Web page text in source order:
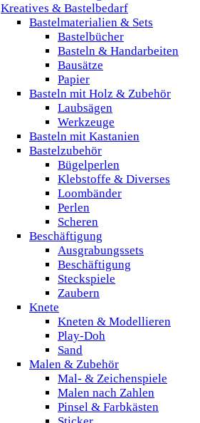
Kreatives & Bastelbedarf
Bastelmaterialien & Sets
Bastelbücher
Basteln & Handarbeiten
Bausätze
Papier
Basteln mit Holz & Zubehör
Laubsägen
Werkzeuge
Basteln mit Kastanien
Bastelzubehör
Bügelperlen
Klebstoffe & Diverses
Loombänder
Perlen
Scheren
Beschäftigung
Ausgrabungssets
Beschäftigung
Steckspiele
Zaubern
Knete
Kneten & Modellieren
Play-Doh
Sand
Malen & Zubehör
Mal- & Zeichenspiele
Malen nach Zahlen
Pinsel & Farbkästen